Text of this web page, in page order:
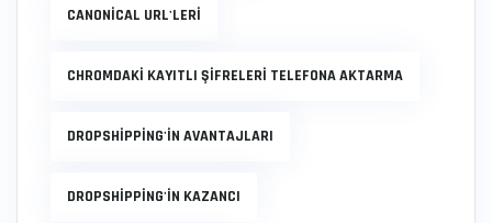
CANONICAL URL'LERI
CHROMDAKI KAYITLI ŞIFRELERI TELEFONA AKTARMA
DROPSHIPPING'IN AVANTAJLARI
DROPSHIPPING'IN KAZANCI